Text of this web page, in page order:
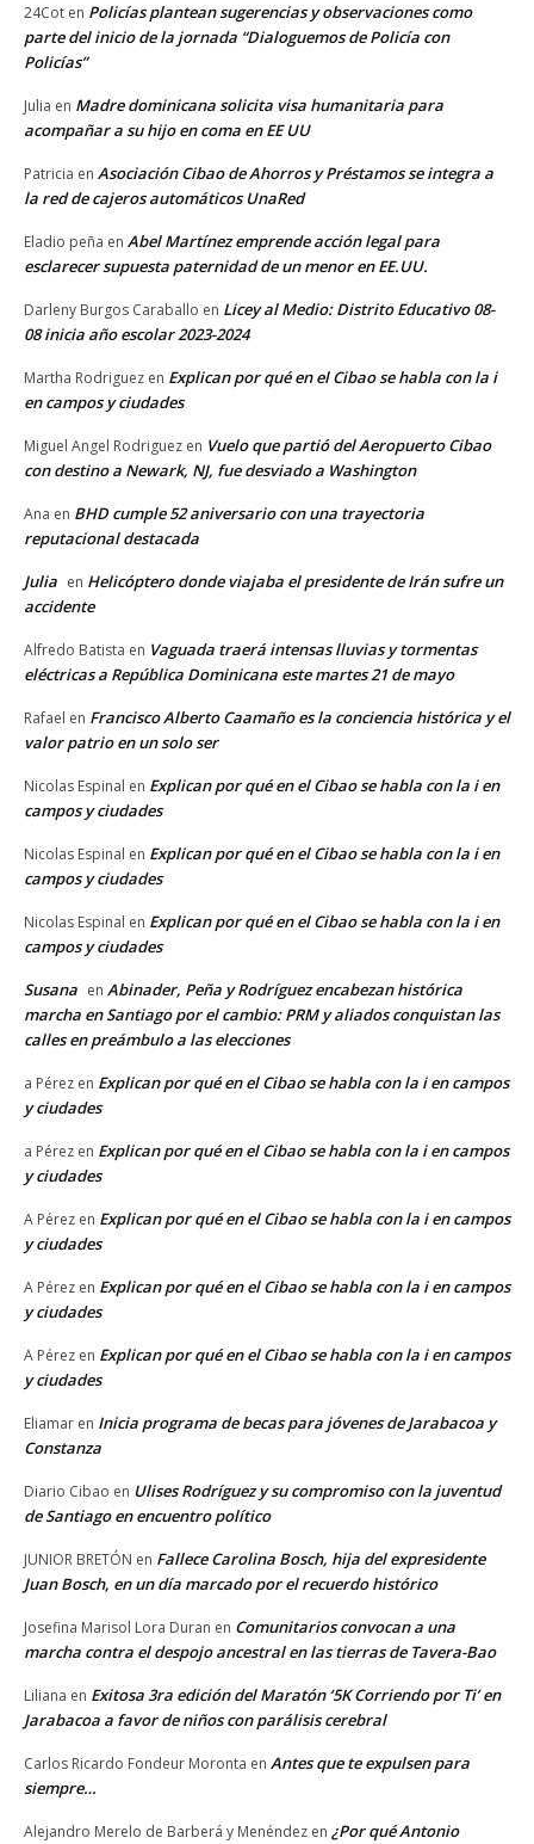
24Cot en Policías plantean sugerencias y observaciones como
parte del inicio de la jornada “Dialoguemos de Policía con
Policías”
Julia en Madre dominicana solicita visa humanitaria para
acompañar a su hijo en coma en EE UU
Patricia en Asociación Cibao de Ahorros y Préstamos se integra a
la red de cajeros automáticos UnaRed
Eladio peña en Abel Martínez emprende acción legal para
esclarecer supuesta paternidad de un menor en EE.UU.
Darleny Burgos Caraballo en Licey al Medio: Distrito Educativo 08-
08 inicia año escolar 2023-2024
Martha Rodriguez en Explican por qué en el Cibao se habla con la i
en campos y ciudades
Miguel Angel Rodriguez en Vuelo que partió del Aeropuerto Cibao
con destino a Newark, NJ, fue desviado a Washington
Ana en BHD cumple 52 aniversario con una trayectoria
reputacional destacada
Julia en Helicóptero donde viajaba el presidente de Irán sufre un
accidente
Alfredo Batista en Vaguada traerá intensas lluvias y tormentas
eléctricas a República Dominicana este martes 21 de mayo
Rafael en Francisco Alberto Caamaño es la conciencia histórica y el
valor patrio en un solo ser
Nicolas Espinal en Explican por qué en el Cibao se habla con la i en
campos y ciudades
Nicolas Espinal en Explican por qué en el Cibao se habla con la i en
campos y ciudades
Nicolas Espinal en Explican por qué en el Cibao se habla con la i en
campos y ciudades
Susana en Abinader, Peña y Rodríguez encabezan histórica
marcha en Santiago por el cambio: PRM y aliados conquistan las
calles en preámbulo a las elecciones
a Pérez en Explican por qué en el Cibao se habla con la i en campos
y ciudades
a Pérez en Explican por qué en el Cibao se habla con la i en campos
y ciudades
A Pérez en Explican por qué en el Cibao se habla con la i en campos
y ciudades
A Pérez en Explican por qué en el Cibao se habla con la i en campos
y ciudades
A Pérez en Explican por qué en el Cibao se habla con la i en campos
y ciudades
Eliamar en Inicia programa de becas para jóvenes de Jarabacoa y
Constanza
Diario Cibao en Ulises Rodríguez y su compromiso con la juventud
de Santiago en encuentro político
JUNIOR BRETÓN en Fallece Carolina Bosch, hija del expresidente
Juan Bosch, en un día marcado por el recuerdo histórico
Josefina Marisol Lora Duran en Comunitarios convocan a una
marcha contra el despojo ancestral en las tierras de Tavera-Bao
Liliana en Exitosa 3ra edición del Maratón ‘5K Corriendo por Ti’ en
Jarabacoa a favor de niños con parálisis cerebral
Carlos Ricardo Fondeur Moronta en Antes que te expulsen para
siempre…
Alejandro Merelo de Barberá y Menéndez en ¿Por qué Antonio